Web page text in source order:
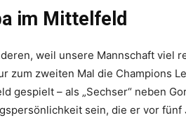
im Mittelfeld
weil unsere Mannschaft viel
zum zweiten Mal die Champions
gespielt – als „Sechser“ neben
sein, die er vor fünf